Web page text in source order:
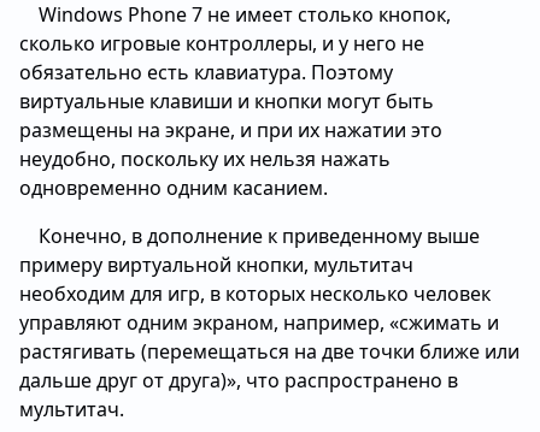
Windows Phone 7 не имеет столько кнопок,
сколько игровые контроллеры, и у него не
обязательно есть клавиатура. Поэтому
виртуальные клавиши и кнопки могут быть
размещены на экране, и при их нажатии это
неудобно, поскольку их нельзя нажать
одновременно одним касанием.
Конечно, в дополнение к приведенному выше
примеру виртуальной кнопки, мультитач
необходим для игр, в которых несколько человек
управляют одним экраном, например, «сжимать и
растягивать (перемещаться на две точки ближе или
дальше друг от друга)», что распространено в
мультитач.